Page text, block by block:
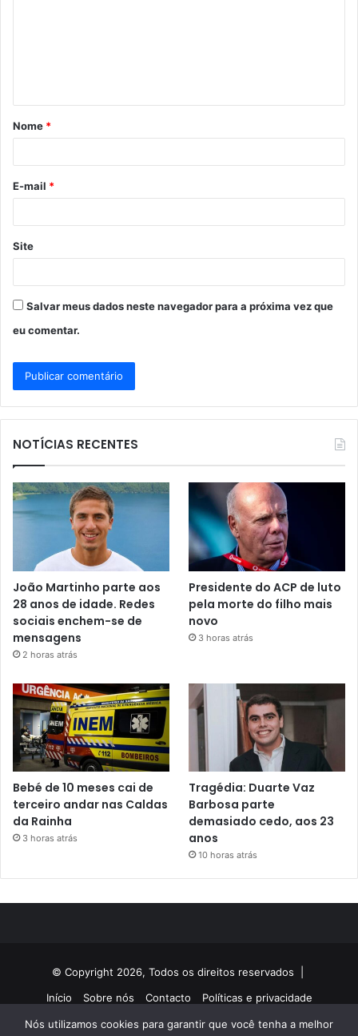
á
r
*
Nome *
E-mail *
Site
Salvar meus dados neste navegador para a próxima vez que
eu comentar.
NOTÍCIAS RECENTES
João Martinho parte aos
28 anos de idade. Redes
sociais enchem-se de
mensagens
2 horas atrás
Presidente do ACP de luto
pela morte do filho mais
novo
3 horas atrás
Bebé de 10 meses cai de
terceiro andar nas Caldas
da Rainha
3 horas atrás
Tragédia: Duarte Vaz
Barbosa parte
demasiado cedo, aos 23
anos
10 horas atrás
© Copyright 2026, Todos os direitos reservados |
Início
Sobre nós Contacto Políticas e privacidade
Nós utilizamos cookies para garantir que você tenha a melhor